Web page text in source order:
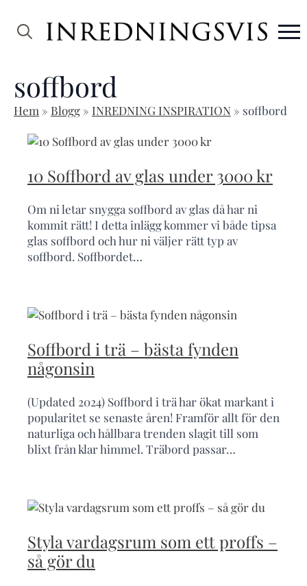
soffbord
Hem » Blogg » INREDNING INSPIRATION » soffbord
10 Soffbord av glas under 3000 kr
Om ni letar snygga soffbord av glas då har ni
kommit rätt! I detta inlägg kommer vi både tipsa
glas soffbord och hur ni väljer rätt typ av
soffbord. Soffbordet…
Soffbord i trä – bästa fynden
någonsin
(Updated 2024) Soffbord i trä har ökat markant i
popularitet se senaste åren! Framför allt för den
naturliga och hållbara trenden slagit till som
blixt från klar himmel. Träbord passar…
Styla vardagsrum som ett proffs –
så gör du